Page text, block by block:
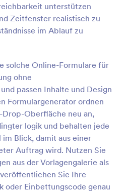
unterstützen
Zeitfenster realistisch zu
im Ablauf zu
solche Online-Formulare für
ohne
passen Inhalte und Design
Formulargenerator ordnen
Oberfläche neu an,
logik und behalten jede
Blick, damit aus einer
Auftrag wird. Nutzen Sie
aus der Vorlagengalerie als
Sie Ihre
oder Einbettungscode genau
darunter Google
Sheets und Box. Mit einem
Wartungsreparaturen
dass Ihre Arbeitsaufträge
werden.
PC
PC